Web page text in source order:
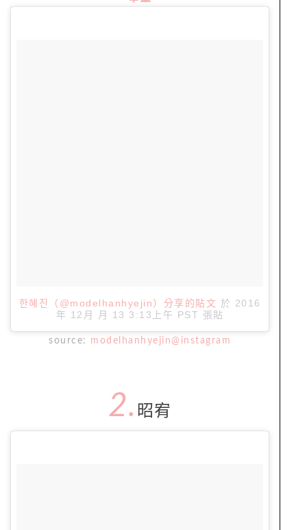
한혜진（@modelhanhyejin）分享的貼文 於 2016
年 12月 月 13 3:13上午 PST 張貼
source: modelhanhyejin@instagram
2. 昭宥